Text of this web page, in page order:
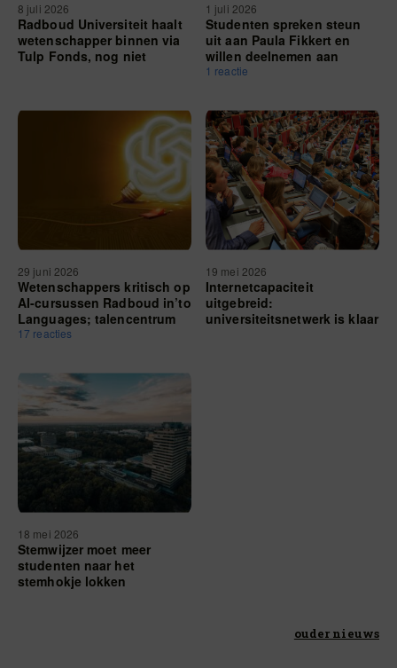
8 juli 2026
Radboud Universiteit haalt
wetenschapper binnen via
Tulp Fonds, nog niet
1 juli 2026
Studenten spreken steun
uit aan Paula Fikkert en
willen deelnemen aan
dialoogsessies
1 reactie
29 juni 2026
Wetenschappers kritisch op
AI-cursussen Radboud in’to
Languages; talencentrum
benadrukt verantwoord
17 reacties
19 mei 2026
Internetcapaciteit
uitgebreid:
universiteitsnetwerk is klaar
18 mei 2026
Stemwijzer moet meer
studenten naar het
stemhokje lokken
ouder nieuws